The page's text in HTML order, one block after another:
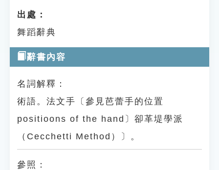
出處：
舞蹈辭典
辭書內容
名詞解釋：
術語。法文手〔參見芭蕾手的位置
positioons of the hand〕卻革堤學派
（Cecchetti Method）〕。
參照：